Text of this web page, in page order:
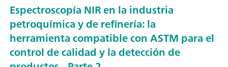
Espectroscopía NIR en la industria
petroquímica y de refinería: la
herramienta compatible con ASTM para el
control de calidad y la detección de